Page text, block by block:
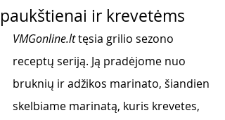
paukštienai ir krevetėms
VMGonline.lt tęsia grilio sezono
receptų seriją. Ją pradėjome nuo
bruknių ir adžikos marinato, šiandien
skelbiame marinatą, kuris krevetes,